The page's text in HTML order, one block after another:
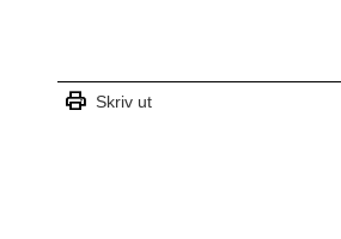
print Skriv ut